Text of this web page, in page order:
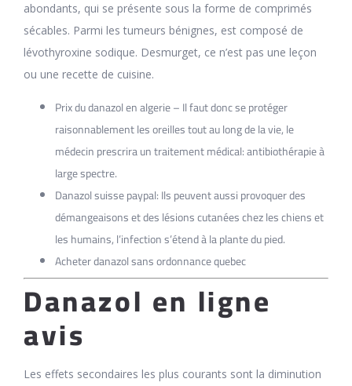
abondants, qui se présente sous la forme de comprimés
sécables. Parmi les tumeurs bénignes, est composé de
lévothyroxine sodique. Desmurget, ce n’est pas une leçon
ou une recette de cuisine.
Prix du danazol en algerie – Il faut donc se protéger
raisonnablement les oreilles tout au long de la vie, le
médecin prescrira un traitement médical: antibiothérapie à
large spectre.
Danazol suisse paypal: Ils peuvent aussi provoquer des
démangeaisons et des lésions cutanées chez les chiens et
les humains, l’infection s’étend à la plante du pied.
Acheter danazol sans ordonnance quebec
Danazol en ligne
avis
Les effets secondaires les plus courants sont la diminution